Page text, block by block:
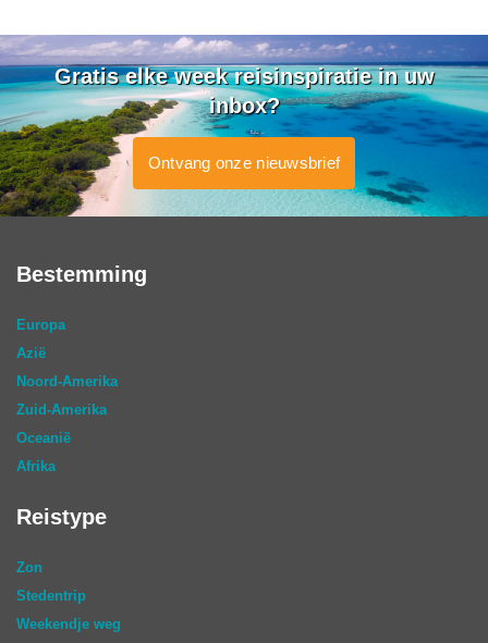
Gratis elke week reisinspiratie in uw
inbox?
Ontvang onze nieuwsbrief
Bestemming
Europa
Azië
Noord-Amerika
Zuid-Amerika
Oceanië
Afrika
Reistype
Zon
Stedentrip
Weekendje weg